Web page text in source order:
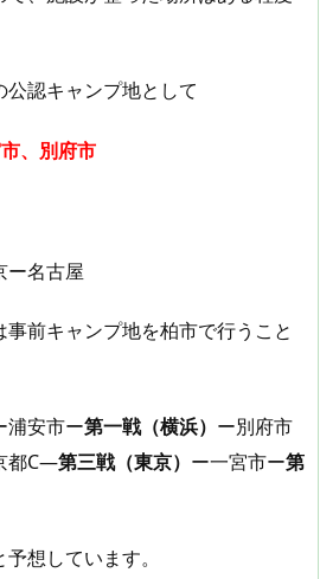
認キャンプ地として
、別府市
ー名古屋
前キャンプ地を柏市で行うこと
浦安市ー第一戦（横浜） ー別府市
都C―第三戦（東京） ー一宮市ー第
想しています。